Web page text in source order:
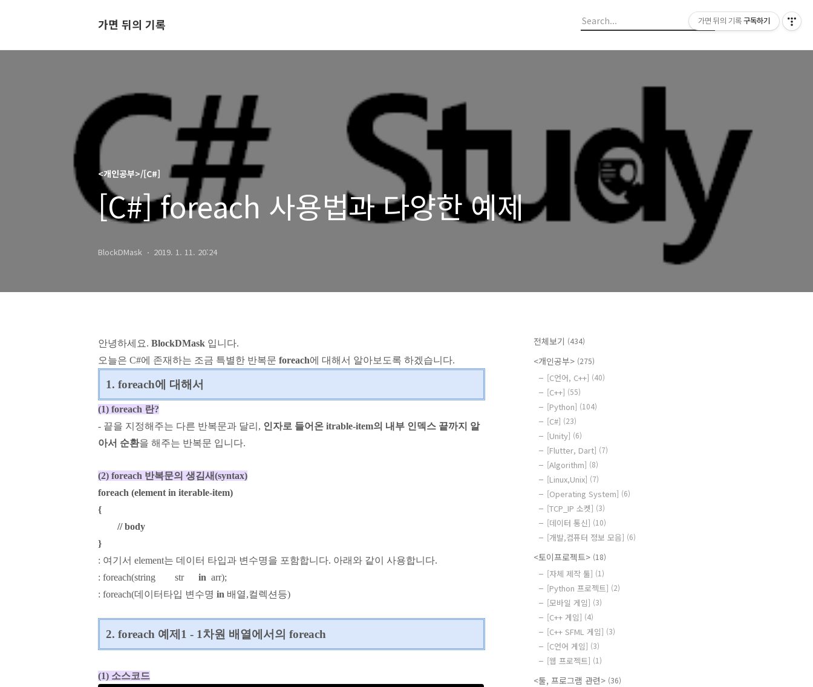
가면 뒤의 기록
<개인공부>/[C#]
[C#] foreach 사용법과 다양한 예제
BlockDMask 2019. 1. 11. 20:24
안녕하세요. BlockDMask 입니다.
오늘은 C#에 존재하는 조금 특별한 반복문 foreach에 대해서 알아보도록 하겠습니다.
1. foreach에 대해서
(1) foreach 란?
- 끝을 지정해주는 다른 반복문과 달리, 인자로 들어온 itrable-item의 내부 인덱스 끝까지 알
아서 순환을 해주는 반복문 입니다.
(2) foreach 반복문의 생김새(syntax)
foreach (element in iterable-item)
{
// body
}
: 여기서 element는 데이터 타입과 변수명을 포함합니다. 아래와 같이 사용합니다.
: foreach(string str in arr);
: foreach(데이터타입 변수명 in 배열,컬렉션등)
2. foreach 예제1 - 1차원 배열에서의 foreach
(1) 소스코드
전체보기 (434)
<개인공부> (275)
[C언어, C++] (40)
[C++] (55)
[Python] (104)
[C#] (23)
[Unity] (6)
[Flutter, Dart] (7)
[Algorithm] (8)
[Linux,Unix] (7)
[Operating System] (6)
[TCP_IP 소켓] (3)
[데이터 통신] (10)
[개발,컴퓨터 정보 모음] (6)
<토이프로젝트> (18)
[자체 제작 툴] (1)
[Python 프로젝트] (2)
[모바일 게임] (3)
[C++ 게임] (4)
[C++ SFML 게임] (3)
[C언어 게임] (3)
[웹 프로젝트] (1)
<툴, 프로그램 관련> (36)
가면 뒤의 기록 구독하기